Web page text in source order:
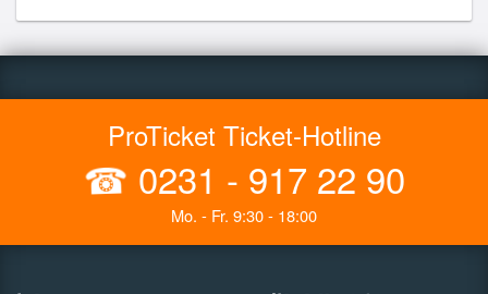
ProTicket Ticket-Hotline
☎ 0231 - 917 22 90
Mo. - Fr. 9:30 - 18:00